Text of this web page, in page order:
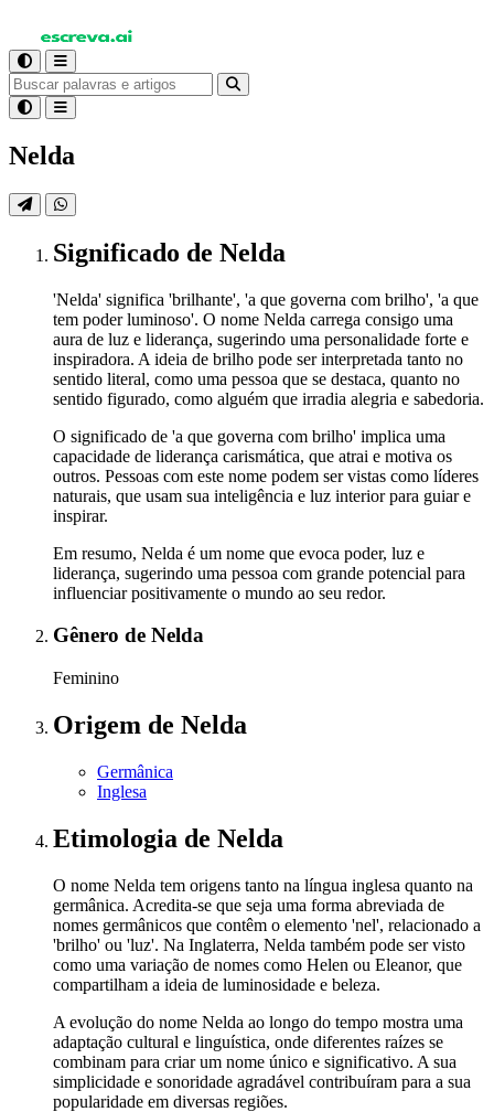
Nelda
Significado de Nelda
'Nelda' significa 'brilhante', 'a que governa com brilho', 'a que
tem poder luminoso'. O nome Nelda carrega consigo uma
aura de luz e liderança, sugerindo uma personalidade forte e
inspiradora. A ideia de brilho pode ser interpretada tanto no
sentido literal, como uma pessoa que se destaca, quanto no
sentido figurado, como alguém que irradia alegria e sabedoria.
O significado de 'a que governa com brilho' implica uma
capacidade de liderança carismática, que atrai e motiva os
outros. Pessoas com este nome podem ser vistas como líderes
naturais, que usam sua inteligência e luz interior para guiar e
inspirar.
Em resumo, Nelda é um nome que evoca poder, luz e
liderança, sugerindo uma pessoa com grande potencial para
influenciar positivamente o mundo ao seu redor.
Gênero de Nelda
Feminino
Origem de Nelda
Germânica
Inglesa
Etimologia de Nelda
O nome Nelda tem origens tanto na língua inglesa quanto na
germânica. Acredita-se que seja uma forma abreviada de
nomes germânicos que contêm o elemento 'nel', relacionado a
'brilho' ou 'luz'. Na Inglaterra, Nelda também pode ser visto
como uma variação de nomes como Helen ou Eleanor, que
compartilham a ideia de luminosidade e beleza.
A evolução do nome Nelda ao longo do tempo mostra uma
adaptação cultural e linguística, onde diferentes raízes se
combinam para criar um nome único e significativo. A sua
simplicidade e sonoridade agradável contribuíram para a sua
popularidade em diversas regiões.